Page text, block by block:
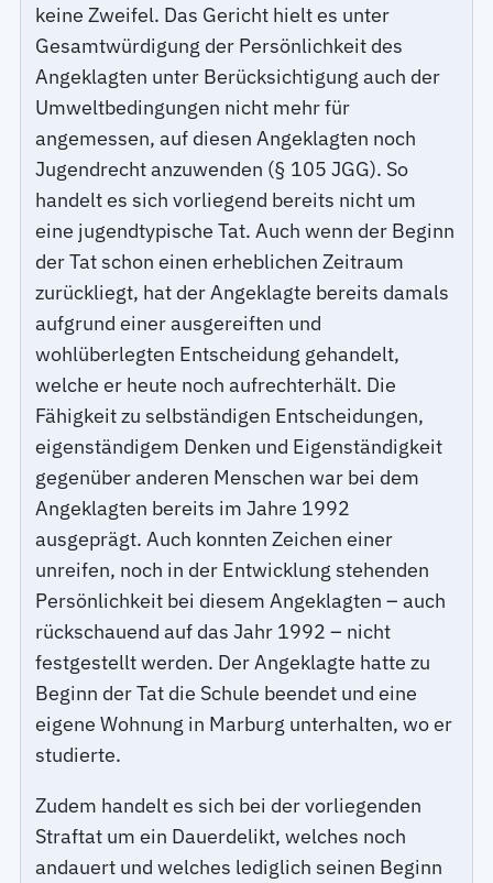
keine Zweifel. Das Gericht hielt es unter
Gesamtwürdigung der Persönlichkeit des
Angeklagten unter Berücksichtigung auch der
Umweltbedingungen nicht mehr für
angemessen, auf diesen Angeklagten noch
Jugendrecht anzuwenden (§ 105 JGG). So
handelt es sich vorliegend bereits nicht um
eine jugendtypische Tat. Auch wenn der Beginn
der Tat schon einen erheblichen Zeitraum
zurückliegt, hat der Angeklagte bereits damals
aufgrund einer ausgereiften und
wohlüberlegten Entscheidung gehandelt,
welche er heute noch aufrechterhält. Die
Fähigkeit zu selbständigen Entscheidungen,
eigenständigem Denken und Eigenständigkeit
gegenüber anderen Menschen war bei dem
Angeklagten bereits im Jahre 1992
ausgeprägt. Auch konnten Zeichen einer
unreifen, noch in der Entwicklung stehenden
Persönlichkeit bei diesem Angeklagten – auch
rückschauend auf das Jahr 1992 – nicht
festgestellt werden. Der Angeklagte hatte zu
Beginn der Tat die Schule beendet und eine
eigene Wohnung in Marburg unterhalten, wo er
studierte.
Zudem handelt es sich bei der vorliegenden
Straftat um ein Dauerdelikt, welches noch
andauert und welches lediglich seinen Beginn